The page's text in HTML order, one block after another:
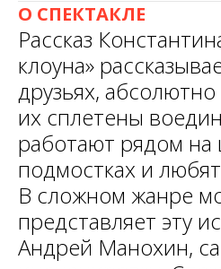
О СПЕКТАКЛЕ
Рассказ
клоуна»
друзьях,
их сплетены
работают рядом на
подмостках и
В сложном жанре
представляет эту
Андрей Манохин,